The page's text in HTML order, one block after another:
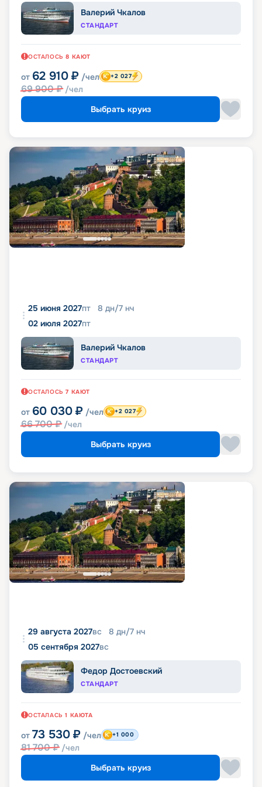
Валерий Чкалов
СТАНДАРТ
ОСТАЛОСЬ 8 КАЮТ
от 62 910 ₽ /чел
69 900₽ /чел
+2 027
Выбрать круиз
25 июня 2027пт 8 дн/7 нч
02 июля 2027пт
Валерий Чкалов
СТАНДАРТ
ОСТАЛОСЬ 7 КАЮТ
от 60 030 ₽ /чел
66 700₽ /чел
+2 027
Выбрать круиз
29 августа 2027вс 8 дн/7 нч
05 сентября 2027вс
Федор Достоевский
СТАНДАРТ
ОСТАЛАСЬ 1 КАЮТА
от 73 530 ₽ /чел
81 700₽ /чел
+1 000
Выбрать круиз